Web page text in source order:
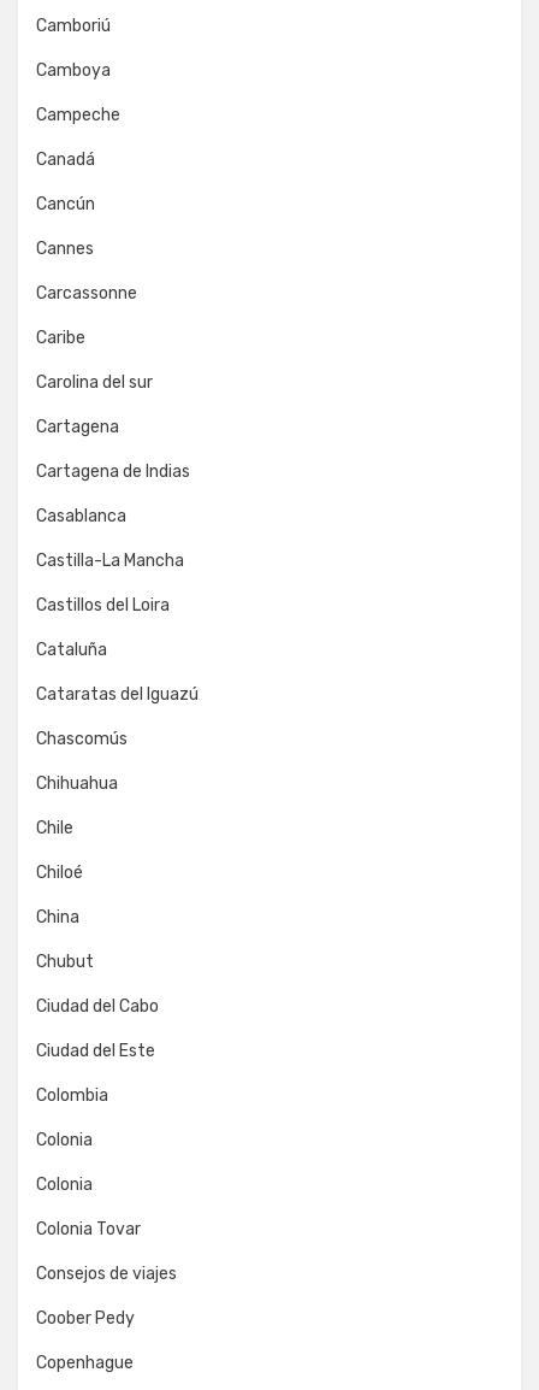
Camboriú
Camboya
Campeche
Canadá
Cancún
Cannes
Carcassonne
Caribe
Carolina del sur
Cartagena
Cartagena de Indias
Casablanca
Castilla-La Mancha
Castillos del Loira
Cataluña
Cataratas del Iguazú
Chascomús
Chihuahua
Chile
Chiloé
China
Chubut
Ciudad del Cabo
Ciudad del Este
Colombia
Colonia
Colonia
Colonia Tovar
Consejos de viajes
Coober Pedy
Copenhague